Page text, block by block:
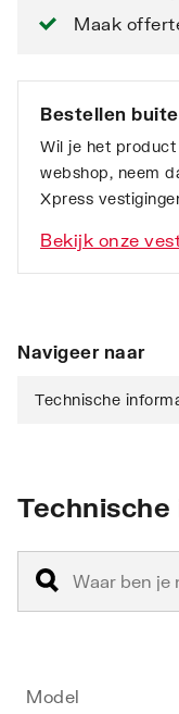
Maak
Bestellen
Wil je het
webshop, neem
Xpress
Bekijk onze
Navigeer naar
Technische
Model